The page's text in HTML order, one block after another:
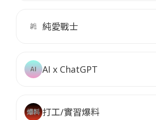
純愛戰士
AI x ChatGPT
打工/實習爆料